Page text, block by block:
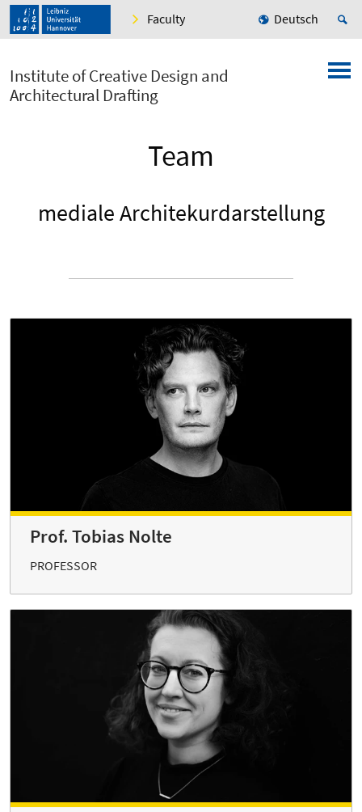
Faculty Deutsch
Institute of Creative Design and
Architectural Drafting
Team
mediale Architekurdarstellung
Prof. Tobias Nolte
PROFESSOR